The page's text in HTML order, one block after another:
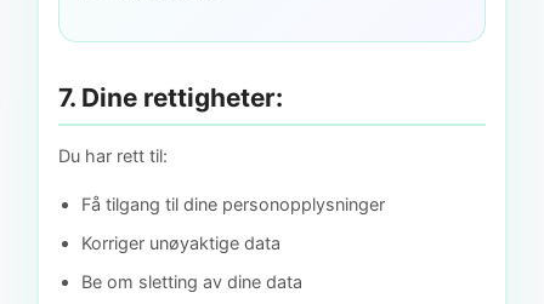
7. Dine rettigheter:
Du har rett til:
Få tilgang til dine personopplysninger
Korriger unøyaktige data
Be om sletting av dine data